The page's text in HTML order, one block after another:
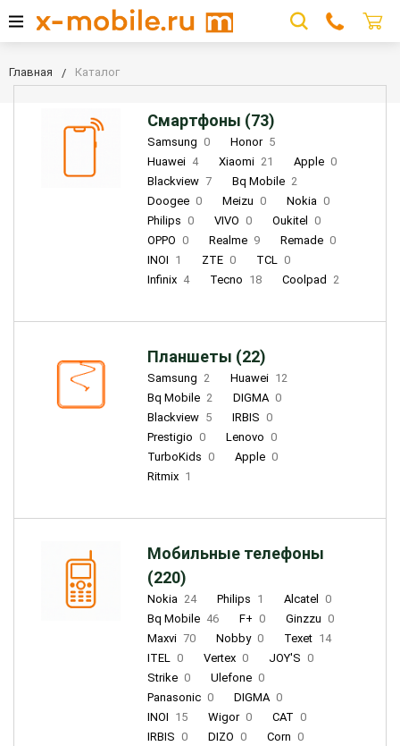
Главная Каталог
Смартфоны (73)
Samsung 0 Honor 5
Huawei 4 Xiaomi 21 Apple 0
Blackview 7 Bq Mobile 2
Doogee 0 Meizu 0 Nokia 0
Philips 0 VIVO 0 Oukitel
0
OPPO 0 Realme 9 Remade 0
INOI 1 ZTE 0 TCL 0
Infinix 4 Tecno 18 Coolpad 2
Планшеты (22)
Samsung 2 Huawei 12
Bq Mobile 2 DIGMA 0
Blackview 5 IRBIS 0
Prestigio 0 Lenovo 0
TurboKids 0 Apple 0
Ritmix 1
Мобильные телефоны
(220)
Nokia 24 Philips 1 Alcatel
0
Bq Mobile 46 F+ 0 Ginzzu 0
Maxvi 70 Nobby 0 Texet 14
ITEL 0 Vertex 0 JOY'S 0
Strike 0 Ulefone 0
Panasonic 0 DIGMA 0
INOI 15 Wigor 0 CAT 0
IRBIS 0 DIZO 0 Corn 0